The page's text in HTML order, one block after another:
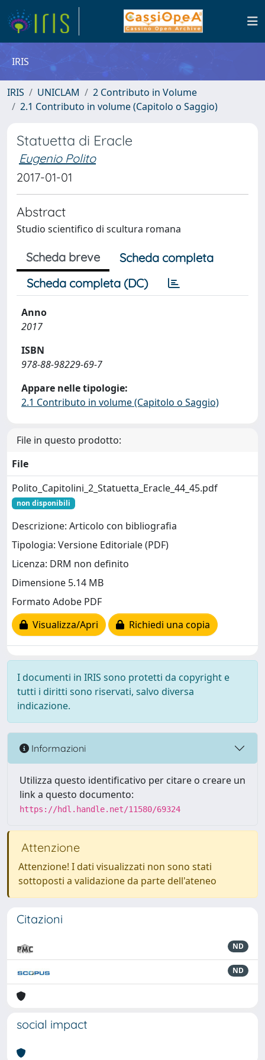
IRIS
IRIS UNICLAM
2 Contributo in Volume
2.1 Contributo in volume (Capitolo o Saggio)
Statuetta di Eracle
Eugenio Polito
2017-01-01
Abstract
Studio scientifico di scultura romana
Scheda breve
Scheda completa
Scheda completa (DC)
Anno
2017
ISBN
978-88-98229-69-7
Appare nelle tipologie:
2.1 Contributo in volume (Capitolo o Saggio)
File in questo prodotto:
File
Polito_Capitolini_2_Statuetta_Eracle_44_45.pdf
non disponibili
Descrizione: Articolo con bibliografia
Tipologia: Versione Editoriale (PDF)
Licenza: DRM non definito
Dimensione 5.14 MB
Formato Adobe PDF
Visualizza/Apri
Richiedi una copia
I documenti in IRIS sono protetti da copyright e
tutti i diritti sono riservati, salvo diversa
indicazione.
Informazioni
Utilizza questo identificativo per citare o creare un
link a questo documento:
https://hdl.handle.net/11580/69324
Attenzione
Attenzione! I dati visualizzati non sono stati
sottoposti a validazione da parte dell'ateneo
Citazioni
ND
ND
social impact